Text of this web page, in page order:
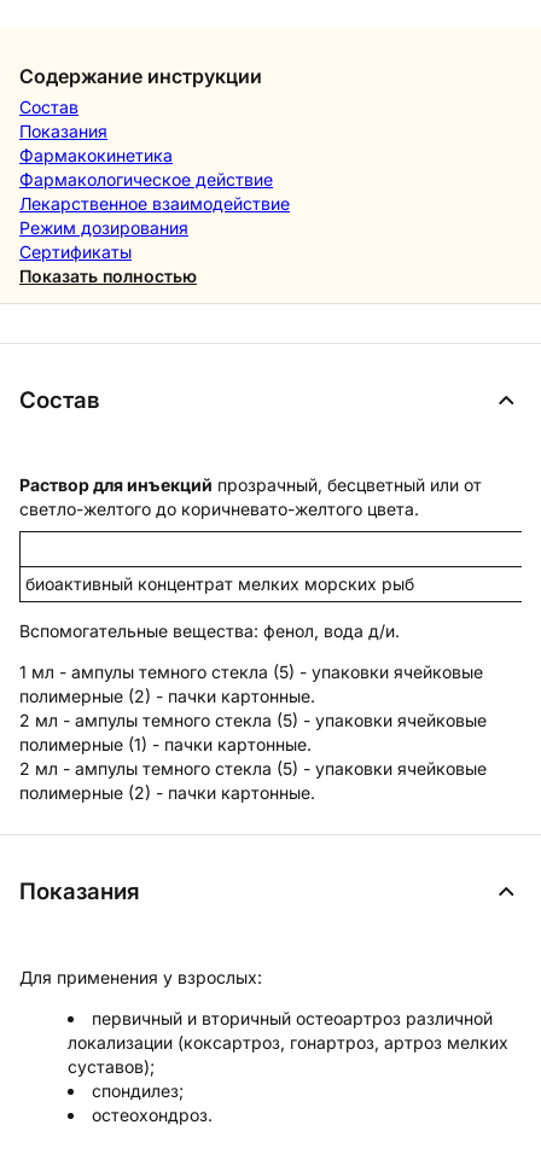
Содержание инструкции
Состав
Показания
Фармакокинетика
Фармакологическое действие
Лекарственное взаимодействие
Режим дозирования
Сертификаты
Показать полностью
Состав
Раствор для инъекций прозрачный, бесцветный или от
светло-желтого до коричневато-желтого цвета.
биоактивный концентрат мелких морских рыб
Вспомогательные вещества: фенол, вода д/и.
1 мл - ампулы темного стекла (5) - упаковки ячейковые
полимерные (2) - пачки картонные.
2 мл - ампулы темного стекла (5) - упаковки ячейковые
полимерные (1) - пачки картонные.
2 мл - ампулы темного стекла (5) - упаковки ячейковые
полимерные (2) - пачки картонные.
Показания
Для применения у взрослых:
первичный и вторичный остеоартроз различной
локализации (коксартроз, гонартроз, артроз мелких
суставов);
спондилез;
остеохондроз.